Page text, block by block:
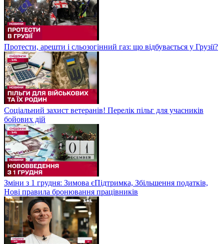
Протести, арешти і сльозогінний газ: що відбувається у Грузії?
Соціальний захист ветеранів! Перелік пільг для учасників
бойових дій
Зміни з 1 грудня: Зимова єПідтримка, Збільшення податків,
Нові правила бронювання працівників